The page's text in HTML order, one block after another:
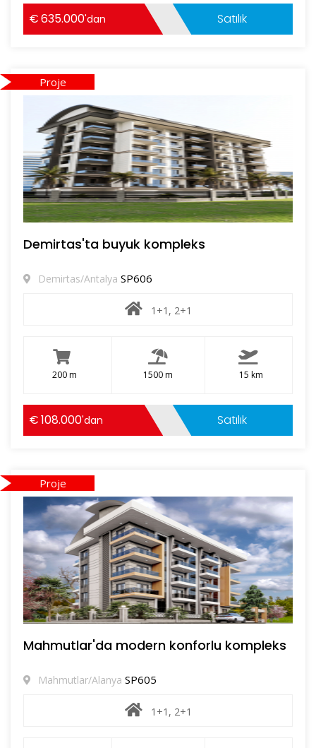
635.000'dan Satılık
Proje
Demirtas'ta buyuk kompleks
Demirtas/Antalya SP606
1+1, 2+1
200 m 1500 m 15 km
108.000'dan Satılık
Proje
Mahmutlar'da modern konforlu kompleks
Mahmutlar/Alanya SP605
1+1, 2+1